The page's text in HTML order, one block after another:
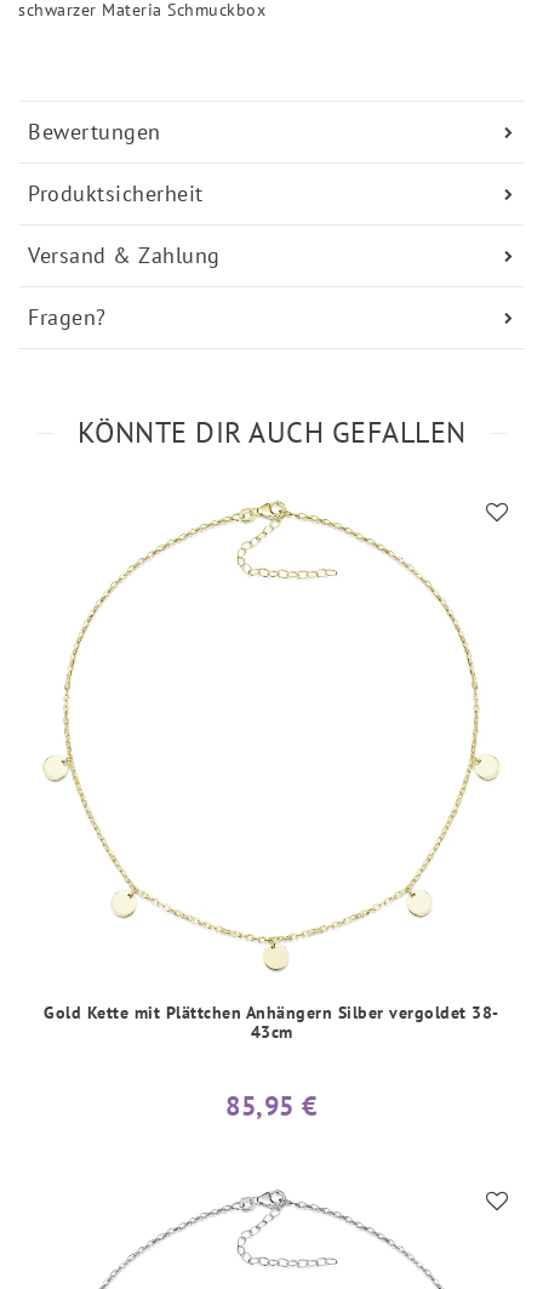
Bewertungen
Produktsicherheit
Versand & Zahlung
Fragen?
schwarzer Materia Schmuckbox
KÖNNTE DIR AUCH GEFALLEN
Gold Kette mit Plättchen Anhängern Silber vergoldet 38-
43cm
85,95 €